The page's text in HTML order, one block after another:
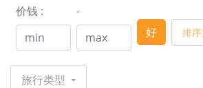
价钱 :
-
好
排序
旅行类型